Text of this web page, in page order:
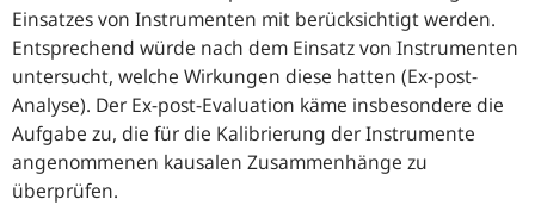
Einsatzes von Instrumenten mit berücksichtigt werden.
Entsprechend würde nach dem Einsatz von Instrumenten
untersucht, welche Wirkungen diese hatten (Ex-post-
Analyse). Der Ex-post-Evaluation käme insbesondere die
Aufgabe zu, die für die Kalibrierung der Instrumente
angenommenen kausalen Zusammenhänge zu
überprüfen.